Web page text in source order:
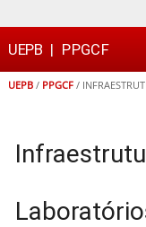
UEPB | PPGCF
UEPB / PPGCF /